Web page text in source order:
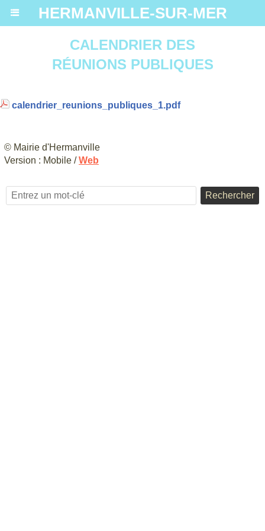
HERMANVILLE-SUR-MER
CALENDRIER DES
RÉUNIONS PUBLIQUES
calendrier_reunions_publiques_1.pdf
© Mairie d'Hermanville
Version : Mobile /Web
Rechercher